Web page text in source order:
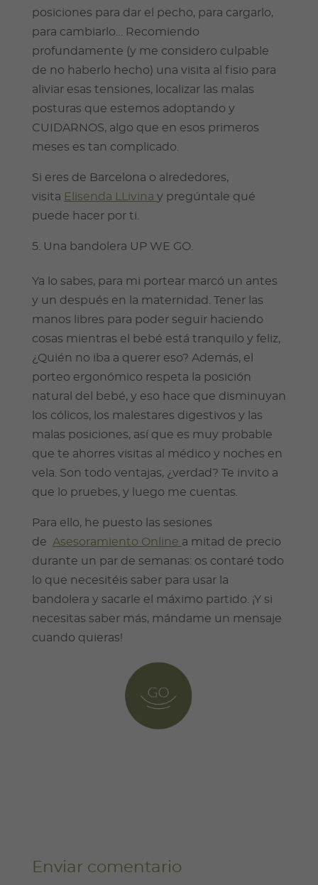
posiciones para dar el pecho, para cargarlo,
para cambiarlo… Recomiendo
profundamente (y me considero culpable
de no haberlo hecho) una visita al fisio para
aliviar esas tensiones, localizar las malas
posturas que estemos adoptando y
CUIDARNOS, algo que en esos primeros
meses es tan complicado.
Si eres de Barcelona o alrededores,
visita Elisenda LLivina y pregúntale qué
puede hacer por ti.
Una bandolera UP WE GO.
Ya lo sabes, para mi portear marcó un antes
y un después en la maternidad. Tener las
manos libres para poder seguir haciendo
cosas mientras el bebé está tranquilo y feliz,
¿Quién no iba a querer eso? Además, el
porteo ergonómico respeta la posición
natural del bebé, y eso hace que disminuyan
los cólicos, los malestares digestivos y las
malas posiciones, así que es muy probable
que te ahorres visitas al médico y noches en
vela. Son todo ventajas, ¿verdad? Te invito a
que lo pruebes, y luego me cuentas.
Para ello, he puesto las sesiones
de Asesoramiento Online a mitad de precio
durante un par de semanas: os contaré todo
lo que necesitéis saber para usar la
bandolera y sacarle el máximo partido. ¡Y si
necesitas saber más, mándame un mensaje
cuando quieras!
Enviar comentario